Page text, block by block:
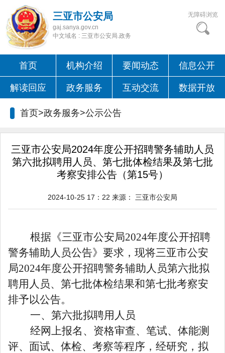
三亚市公安局
gaj.sanya.gov.cn
中文域名 : 三亚市公安局.政务
无障碍浏览
首页 机构介绍 要闻动态 信息公开
解读回应 政务服务 互动交流 数据开放
首页>政务服务>公示公告
三亚市公安局2024年度公开招聘警务辅助人员
第六批拟聘用人员、第七批体检结果及第七批
考察安排公告（第15号）
2024-10-25 17：22 来源： 三亚市公安局
根据《三亚市公安局2024年度公开招聘
警务辅助人员公告》要求，现将三亚市公安
局2024年度公开招聘警务辅助人员第六批拟
聘用人员、第七批体检结果和第七批考察安
排予以公告。
一、第六批拟聘用人员
经网上报名、资格审查、笔试、体能测
评、面试、体检、考察等程序，经研究，拟